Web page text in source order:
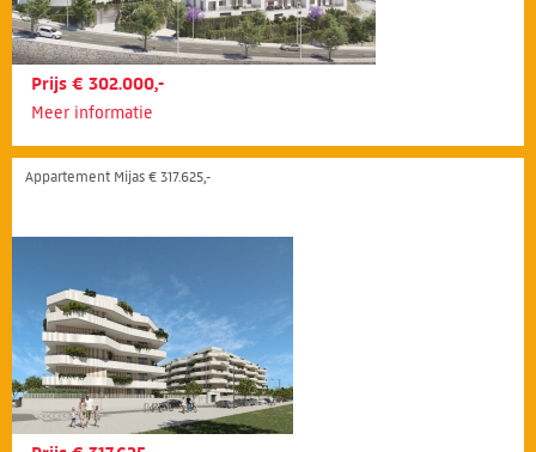
Prijs € 302.000,-
Meer informatie
Appartement Mijas € 317.625,-